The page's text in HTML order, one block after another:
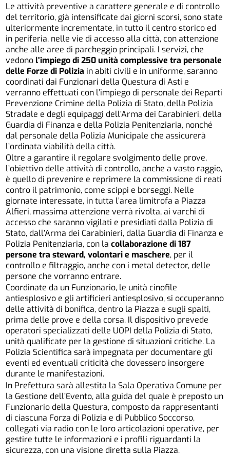
Le attività preventive a carattere generale e di controllo
del territorio, già intensificate dai giorni scorsi, sono state
ulteriormente incrementate, in tutto il centro storico ed
in periferia, nelle vie di accesso alla città, con attenzione
anche alle aree di parcheggio principali. I servizi, che
vedonol’impiego di 250 unità complessive tra personale
delle Forze di Polizia in abiti civili e in uniforme, saranno
coordinati dai Funzionari della Questura di Asti e
verranno effettuati con l’impiego di personale dei Reparti
Prevenzione Crimine della Polizia di Stato, della Polizia
Stradale e degli equipaggi dell’Arma dei Carabinieri, della
Guardia di Finanza e della Polizia Penitenziaria, nonché
dal personale della Polizia Municipale che assicurerà
l’ordinata viabilità della città.
Oltre a garantire il regolare svolgimento delle prove,
l’obiettivo delle attività di controllo, anche a vasto raggio,
è quello di prevenire e reprimere la commissione di reati
contro il patrimonio, come scippi e borseggi. Nelle
giornate interessate, in tutta l’area limitrofa a Piazza
Alfieri, massima attenzione verrà rivolta, ai varchi di
accesso che saranno vigilati e presidiati dalla Polizia di
Stato, dall’Arma dei Carabinieri, dalla Guardia di Finanza e
Polizia Penitenziaria, con lacollaborazione di 187
persone tra steward, volontari e maschere, per il
controllo e filtraggio, anche con i metal detector, delle
persone che vorranno entrare.
Coordinate da un Funzionario, le unità cinofile
antiesplosivo e gli artificieri antiesplosivo, si occuperanno
delle attività di bonifica, dentro la Piazza e sugli spalti,
prima delle prove e della corsa. Il dispositivo prevede
operatori specializzati delle UOPI della Polizia di Stato,
unità qualificate per la gestione di situazioni critiche. La
Polizia Scientifica sarà impegnata per documentare gli
eventi ed eventuali criticità che dovessero insorgere
durante le manifestazioni.
In Prefettura sarà allestita la Sala Operativa Comune per
la Gestione dell’Evento, alla guida del quale è preposto un
Funzionario della Questura, composto da rappresentanti
di ciascuna Forza di Polizia e di Pubblico Soccorso,
collegati via radio con le loro articolazioni operative, per
gestire tutte le informazioni e i profili riguardanti la
sicurezza, con una visione diretta sulla Piazza.